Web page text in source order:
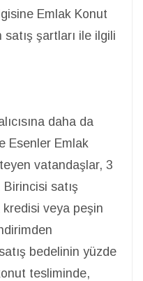
Emlak Konut
şartları ile ilgili
daha da
Esenler Emlak
vatandaşlar, 3
satış
kredisi veya peşin
bedelinin yüzde
tesliminde,